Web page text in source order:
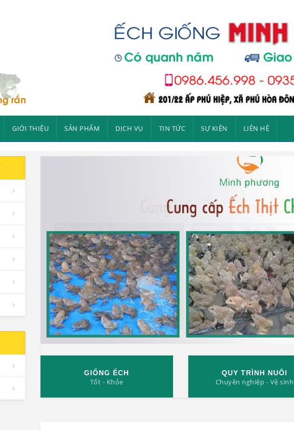
GIỚI THIỆU SẢN PHẨM DỊCH VỤ TIN TỨC SỰ KIỆN LIÊN HỆ
GIỐNG ẾCH
Tốt - Khỏe
QUY TRÌNH NUÔI
Chuyên nghiệp - Vệ sinh